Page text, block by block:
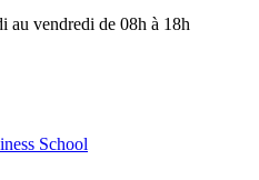
au vendredi de 08h à 18h
School